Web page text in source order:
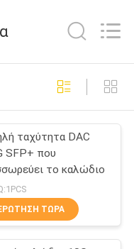
89
12
ταχύτητα DAC
SFP+ που
το καλώδιο
ΤΏΡΑ